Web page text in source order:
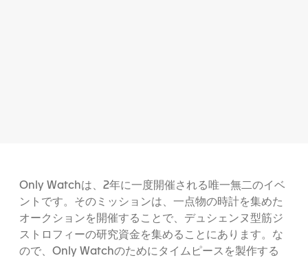
Only Watchは、2年に一度開催される唯一無二のイベ
ントです。そのミッションは、一点物の時計を集めた
オークションを開催することで、デュシェンヌ型筋ジ
ストロフィーの研究資金を集めることにあります。な
ので、Only Watchのためにタイムピースを製作する